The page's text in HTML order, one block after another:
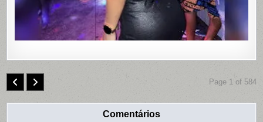
Page 1 of 584
Comentários